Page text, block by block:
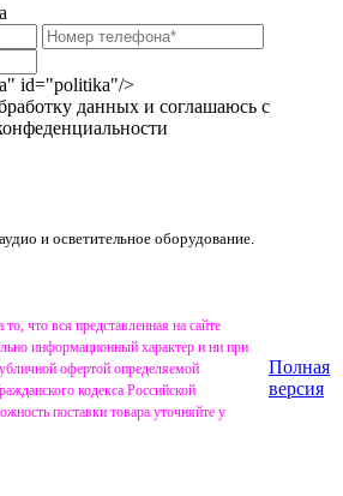
id="politika"/>
данных и соглашаюсь с
и осветительное оборудование.
что вся представленная на сайте
информационный характер и ни при
офертой определяемой
кодекса Российской
поставки товара уточняйте у
Полная
версия